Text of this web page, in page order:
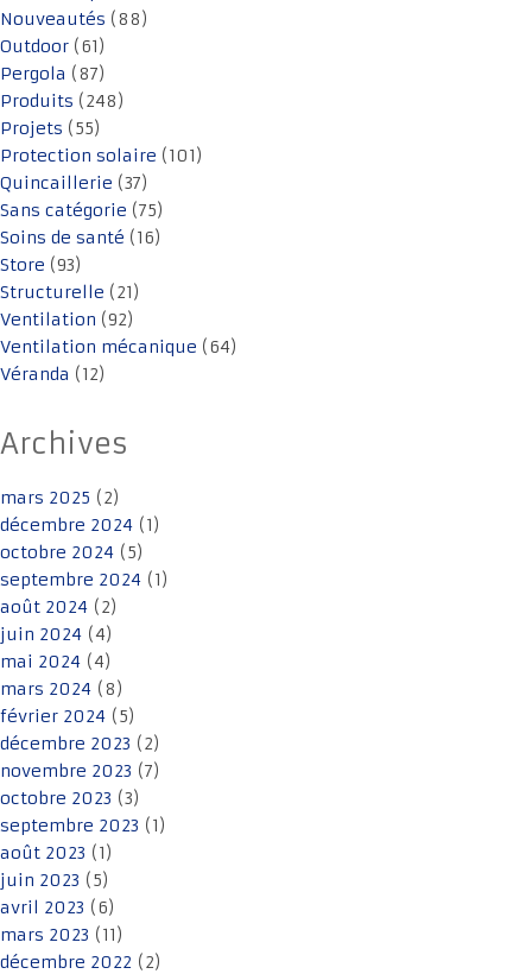
Nouveautés (88)
Outdoor (61)
Pergola (87)
Produits (248)
Projets (55)
Protection solaire (101)
Quincaillerie (37)
Sans catégorie (75)
Soins de santé (16)
Store (93)
Structurelle (21)
Ventilation (92)
Ventilation mécanique (64)
Véranda (12)
Archives
mars 2025 (2)
décembre 2024 (1)
octobre 2024 (5)
septembre 2024 (1)
août 2024 (2)
juin 2024 (4)
mai 2024 (4)
mars 2024 (8)
février 2024 (5)
décembre 2023 (2)
novembre 2023 (7)
octobre 2023 (3)
septembre 2023 (1)
août 2023 (1)
juin 2023 (5)
avril 2023 (6)
mars 2023 (11)
décembre 2022 (2)